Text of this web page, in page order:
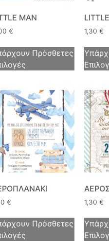
MAN
€
Πρόσθετες
1,30€
€
Πρόσθετες
1,30€